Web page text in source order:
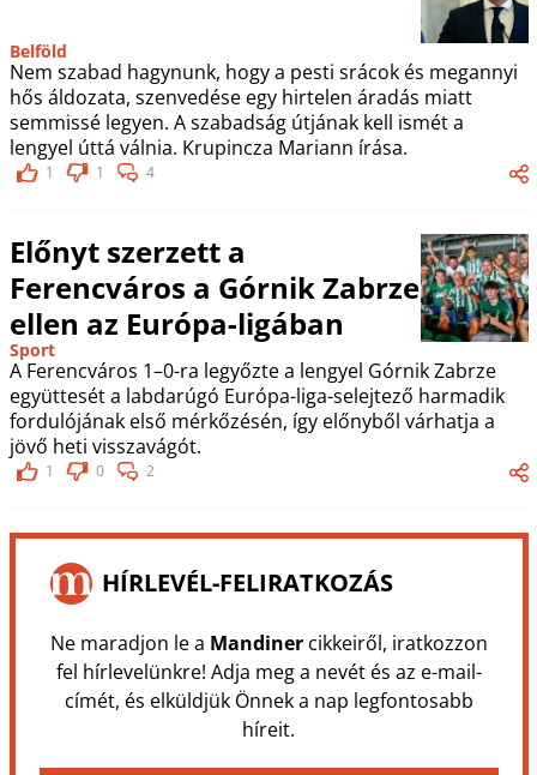
Belföld
Nem szabad hagynunk, hogy a pesti srácok és megannyi
hős áldozata, szenvedése egy hirtelen áradás miatt
semmissé legyen. A szabadság útjának kell ismét a
lengyel úttá válnia. Krupincza Mariann írása.
1 1 4
Előnyt szerzett a
Ferencváros a Górnik Zabrze
ellen az Európa-ligában
Sport
A Ferencváros 1–0-ra legyőzte a lengyel Górnik Zabrze
együttesét a labdarúgó Európa-liga-selejtező harmadik
fordulójának első mérkőzésén, így előnyből várhatja a
jövő heti visszavágót.
1 0 2
HÍRLEVÉL-FELIRATKOZÁS
Ne maradjon le a Mandinercikkeiről, iratkozzon
fel hírlevelünkre! Adja meg a nevét és az e-mail-
címét, és elküldjük Önnek a nap legfontosabb
híreit.